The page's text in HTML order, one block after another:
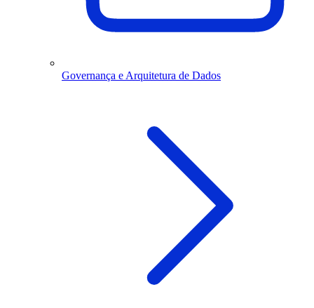
Governança e Arquitetura de Dados